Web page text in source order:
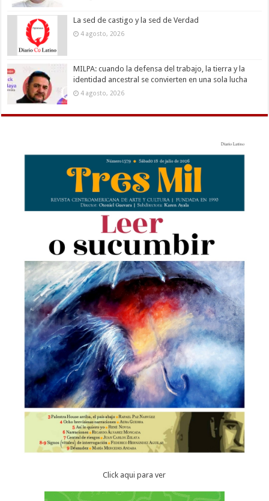
La sed de castigo y la sed de Verdad
4 agosto, 2026
MILPA: cuando la defensa del trabajo, la tierra y la
identidad ancestral se convierten en una sola lucha
4 agosto, 2026
Click aqui para ver